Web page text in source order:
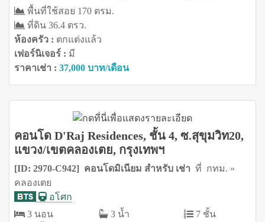
พื้นที่ใช้สอย 170 ตรม.
ที่ดิน 36.4 ตรว.
ห้องครัว : ตกแต่งแล้ว
เฟอร์นิเจอร์ : มี
ราคาเช่า : 37,000 บาท/เดือน
คอนโด D'Raj Residences, ชั้น 4, ซ.สุขุมวิท20,
แขวง/เขตคลองเตย, กรุงเทพฯ
[ID: 2970-C942] คอนโดมิเนียม สำหรับ เช่า ที่ กทม. »
คลองเตย
อโศก
3 นอน
3 น้ำ
7 ชั้น